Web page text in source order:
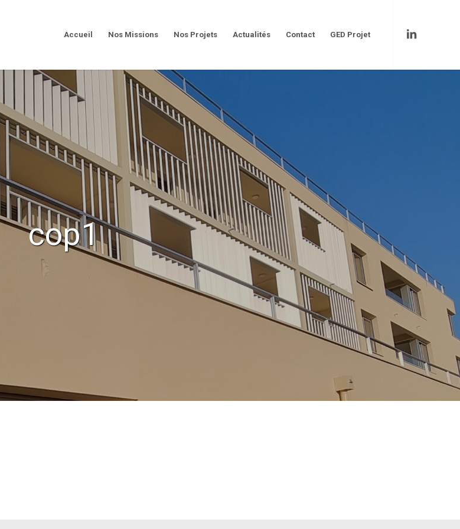
Accueil Nos Missions Nos Projets Actualités Contact GED Projet
cop1